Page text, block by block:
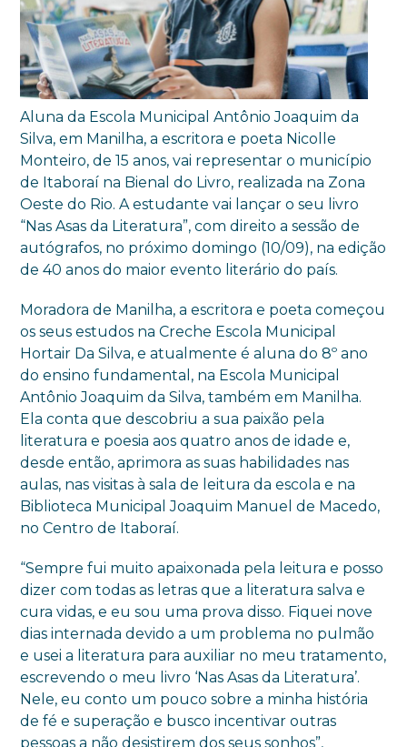
Aluna da Escola Municipal Antônio Joaquim da
Silva, em Manilha, a escritora e poeta Nicolle
Monteiro, de 15 anos, vai representar o município
de Itaboraí na Bienal do Livro, realizada na Zona
Oeste do Rio. A estudante vai lançar o seu livro
“Nas Asas da Literatura”, com direito a sessão de
autógrafos, no próximo domingo (10/09), na edição
de 40 anos do maior evento literário do país.
Moradora de Manilha, a escritora e poeta começou
os seus estudos na Creche Escola Municipal
Hortair Da Silva, e atualmente é aluna do 8º ano
do ensino fundamental, na Escola Municipal
Antônio Joaquim da Silva, também em Manilha.
Ela conta que descobriu a sua paixão pela
literatura e poesia aos quatro anos de idade e,
desde então, aprimora as suas habilidades nas
aulas, nas visitas à sala de leitura da escola e na
Biblioteca Municipal Joaquim Manuel de Macedo,
no Centro de Itaboraí.
“Sempre fui muito apaixonada pela leitura e posso
dizer com todas as letras que a literatura salva e
cura vidas, e eu sou uma prova disso. Fiquei nove
dias internada devido a um problema no pulmão
e usei a literatura para auxiliar no meu tratamento,
escrevendo o meu livro ‘Nas Asas da Literatura’.
Nele, eu conto um pouco sobre a minha história
de fé e superação e busco incentivar outras
pessoas a não desistirem dos seus sonhos”,